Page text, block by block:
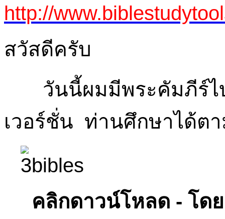
http://
สวัสดีครับ
วันนี้ผมมีพระคัมภีร์ไ
เวอร์ชั่น ท่านศึกษาได้ต
คลิกดาวน์โหลด - โด